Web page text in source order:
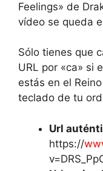
Feelings» de
vídeo se queda
Sólo tienes que
URL por «ca» si
estás en el
teclado de tu
Url
https://